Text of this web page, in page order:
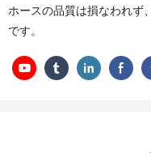
ホースの品質は損なわれず
です。